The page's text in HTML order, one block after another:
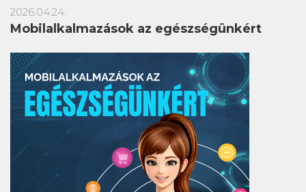
2026.04.24.
Mobilalkalmazások az egészségünkért